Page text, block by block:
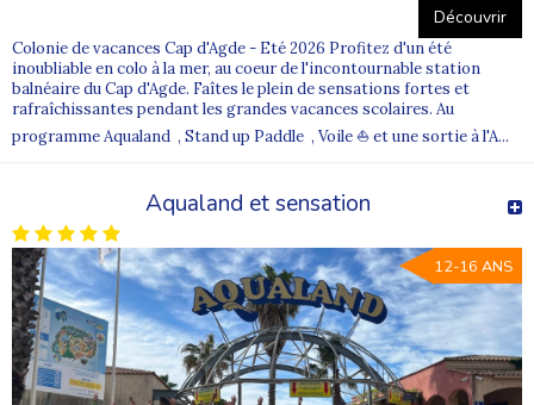
Découvrir
Colonie de vacances Cap d'Agde - Eté 2026 Profitez d'un été
inoubliable en colo à la mer, au coeur de l'incontournable station
balnéaire du Cap d'Agde. Faîtes le plein de sensations fortes et
rafraîchissantes pendant les grandes vacances scolaires. Au
programme Aqualand , Stand up Paddle , Voile ⛵ et une sortie à l'A...
Aqualand et sensation
12-16 ANS